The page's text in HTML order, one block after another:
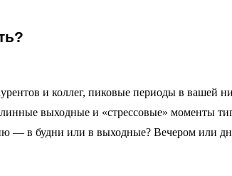
и коллег, пиковые периоды в вашей
выходные и «стрессовые» моменты
— в будни или в выходные? Вечером или